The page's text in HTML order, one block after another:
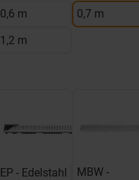
0,6 m 0,7 m
1,2 m
EP - Edelstahl
MBW -